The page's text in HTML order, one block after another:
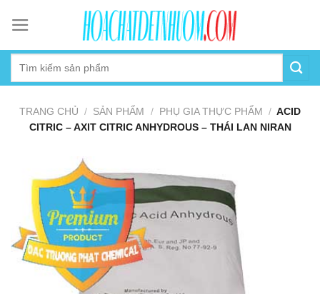
content
TRANG CHỦ / SẢN PHẨM / PHỤ GIA THỰC PHẨM / ACID
CITRIC – AXIT CITRIC ANHYDROUS – THÁI LAN NIRAN